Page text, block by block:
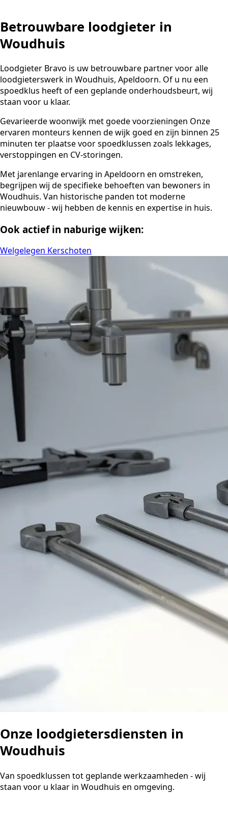
Betrouwbare loodgieter in
Woudhuis
Loodgieter Bravo is uw betrouwbare partner voor alle
loodgieterswerk in Woudhuis, Apeldoorn. Of u nu een
spoedklus heeft of een geplande onderhoudsbeurt, wij
staan voor u klaar.
Gevarieerde woonwijk met goede voorzieningen Onze
ervaren monteurs kennen de wijk goed en zijn binnen 25
minuten ter plaatse voor spoedklussen zoals lekkages,
verstoppingen en CV-storingen.
Met jarenlange ervaring in Apeldoorn en omstreken,
begrijpen wij de specifieke behoeften van bewoners in
Woudhuis. Van historische panden tot moderne
nieuwbouw - wij hebben de kennis en expertise in huis.
Ook actief in naburige wijken:
Welgelegen Kerschoten
Onze loodgietersdiensten in
Woudhuis
Van spoedklussen tot geplande werkzaamheden - wij
staan voor u klaar in Woudhuis en omgeving.